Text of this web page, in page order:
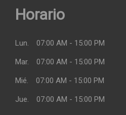
Horario
Lun. 07:00 AM - 15:00 PM
Mar. 07:00 AM - 15:00 PM
Mié. 07:00 AM - 15:00 PM
Jue. 07:00 AM - 15:00 PM